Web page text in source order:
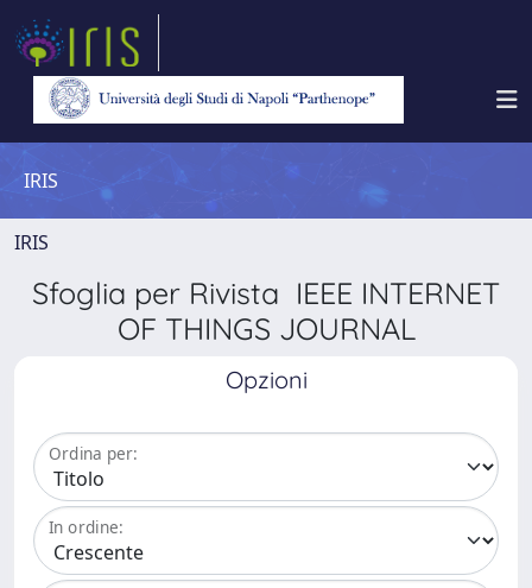
IRIS
IRIS
Sfoglia per Rivista IEEE INTERNET
OF THINGS JOURNAL
Opzioni
Ordina per:
In ordine: